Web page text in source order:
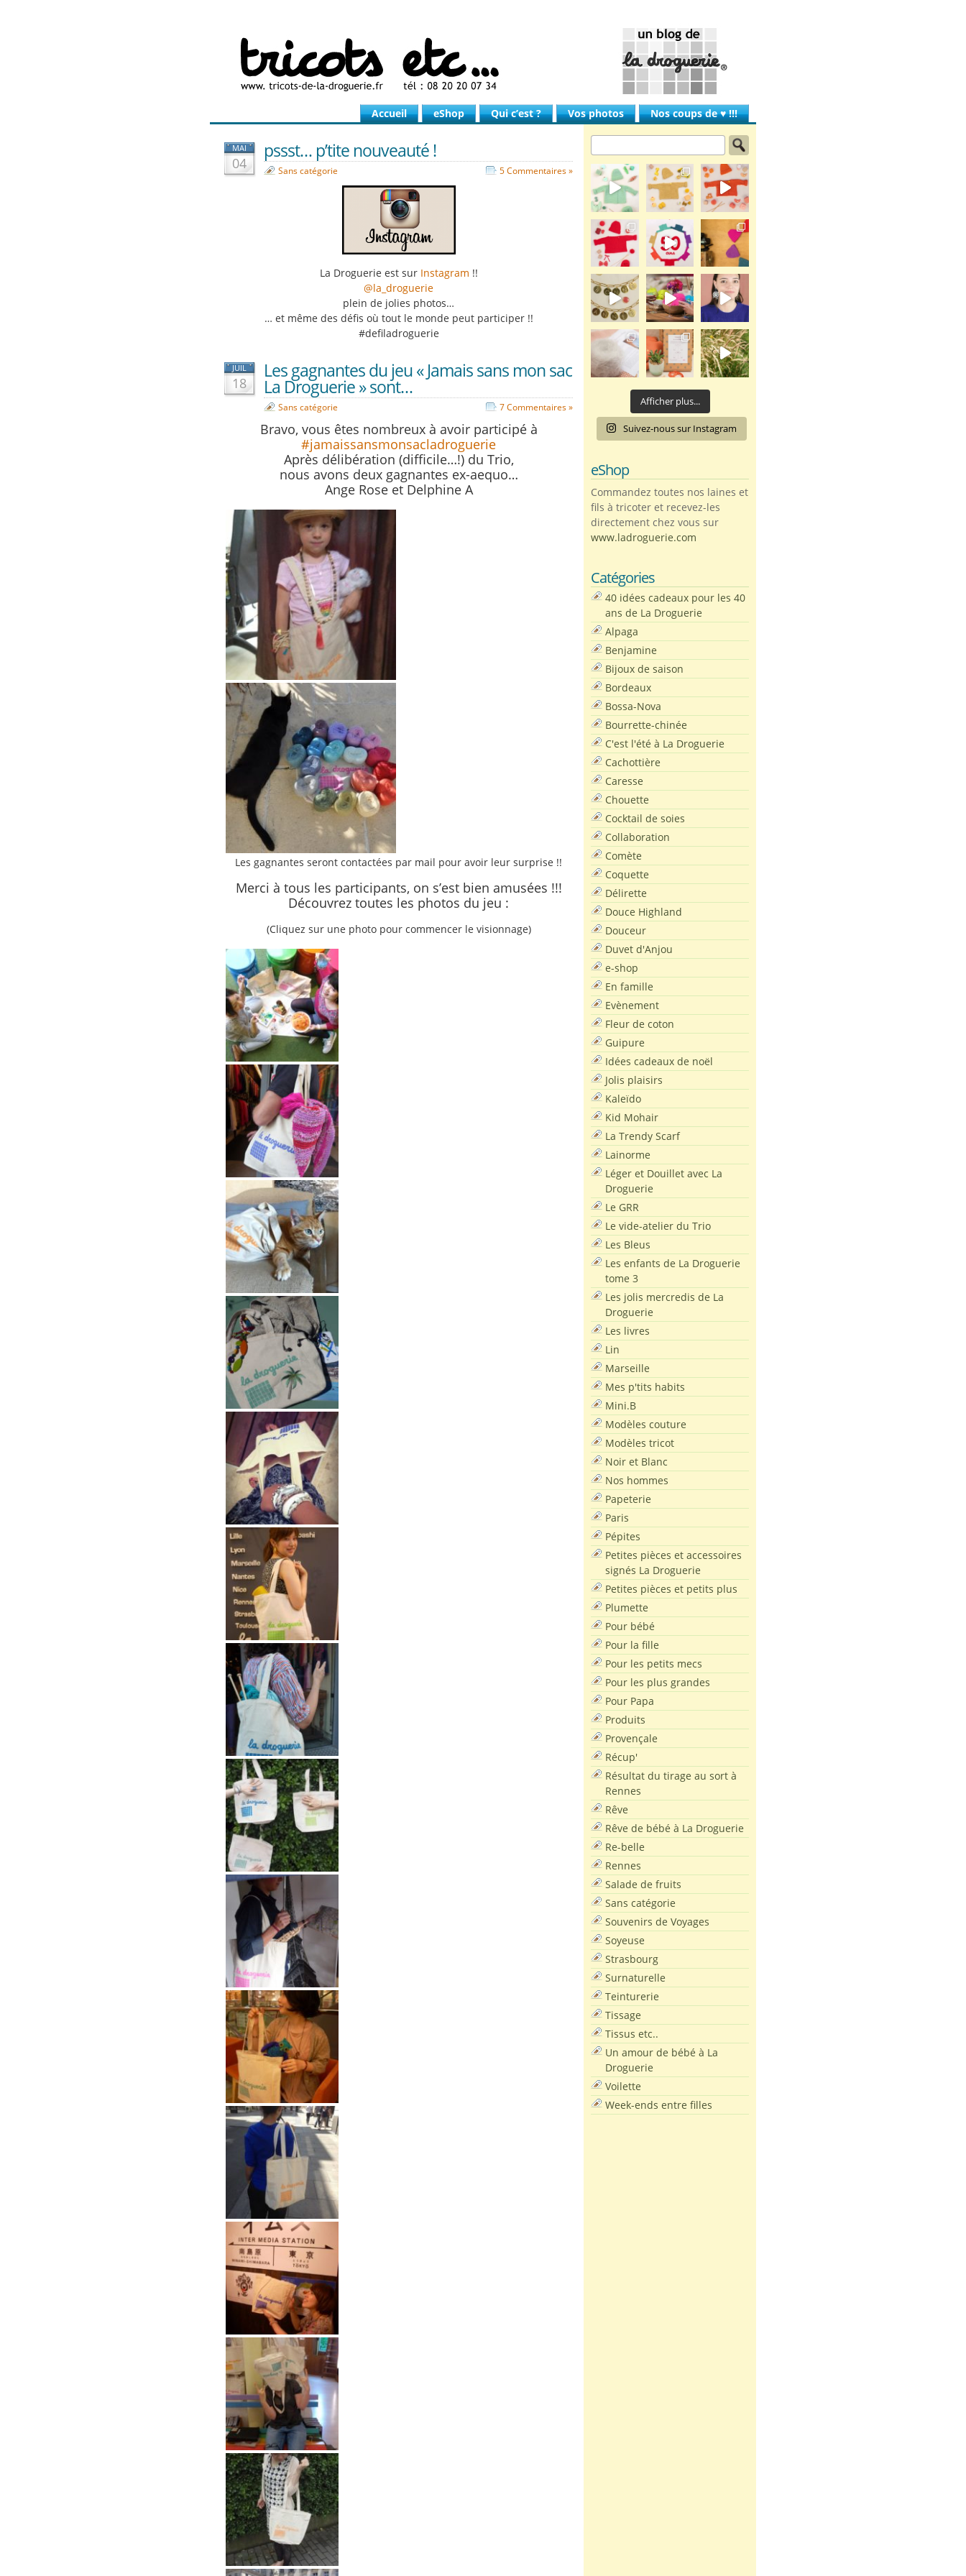
Accueil eShop Qui c’est ? Vos photos Nos coups de ♥ !!!
MAI
04
pssst… p’tite nouveauté !
Sans catégorie 5 Commentaires »
La Droguerie est sur Instagram !!
@la_droguerie
plein de jolies photos…
… et même des défis où tout le monde peut participer !!
#defiladroguerie
JUIL
18
Les gagnantes du jeu « Jamais sans mon sac
La Droguerie » sont…
Sans catégorie 7 Commentaires »
Bravo, vous êtes nombreux à avoir participé à
#jamaissansmonsacladroguerie
Après délibération (difficile…!) du Trio,
nous avons deux gagnantes ex-aequo…
Ange Rose et Delphine A
Les gagnantes seront contactées par mail pour avoir leur surprise !!
Merci à tous les participants, on s’est bien amusées !!!
Découvrez toutes les photos du jeu :
(Cliquez sur une photo pour commencer le visionnage)
Afficher plus...
Suivez-nous sur Instagram
eShop
Commandez toutes nos laines et
fils à tricoter et recevez-les
directement chez vous sur
www.ladroguerie.com
Catégories
40 idées cadeaux pour les 40
ans de La Droguerie
Alpaga
Benjamine
Bijoux de saison
Bordeaux
Bossa-Nova
Bourrette-chinée
C'est l'été à La Droguerie
Cachottière
Caresse
Chouette
Cocktail de soies
Collaboration
Comète
Coquette
Délirette
Douce Highland
Douceur
Duvet d'Anjou
e-shop
En famille
Evènement
Fleur de coton
Guipure
Idées cadeaux de noël
Jolis plaisirs
Kaleïdo
Kid Mohair
La Trendy Scarf
Lainorme
Léger et Douillet avec La
Droguerie
Le GRR
Le vide-atelier du Trio
Les Bleus
Les enfants de La Droguerie
tome 3
Les jolis mercredis de La
Droguerie
Les livres
Lin
Marseille
Mes p'tits habits
Mini.B
Modèles couture
Modèles tricot
Noir et Blanc
Nos hommes
Papeterie
Paris
Pépites
Petites pièces et accessoires
signés La Droguerie
Petites pièces et petits plus
Plumette
Pour bébé
Pour la fille
Pour les petits mecs
Pour les plus grandes
Pour Papa
Produits
Provençale
Récup'
Résultat du tirage au sort à
Rennes
Rêve
Rêve de bébé à La Droguerie
Re-belle
Rennes
Salade de fruits
Sans catégorie
Souvenirs de Voyages
Soyeuse
Strasbourg
Surnaturelle
Teinturerie
Tissage
Tissus etc..
Un amour de bébé à La
Droguerie
Voilette
Week-ends entre filles